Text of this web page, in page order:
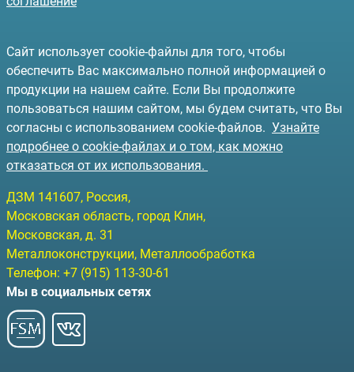
Сайт использует cookie-файлы для того, чтобы
обеспечить Вас максимально полной информацией о
продукции на нашем сайте. Если Вы продолжите
пользоваться нашим сайтом, мы будем считать, что Вы
согласны с использованием cookie-файлов. Узнайте
подробнее о cookie-файлах и о том, как можно
отказаться от их использования.
ДЗМ 141607, Россия,
Московская область, город Клин,
Московская, д. 31
Металлоконструкции, Металлообработка
Телефон: +7 (915) 113-30-61
Мы в социальных сетях